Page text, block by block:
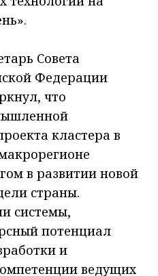
Совета
Федерации
что
кластера в
в развитии новой
страны.
системы,
потенциал
и
ведущих